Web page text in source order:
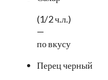
(1/2 ч.л.)
—
по вкусу
Перец черный